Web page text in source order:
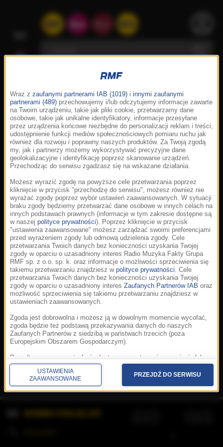
Korzystanie z portalu oznacza akceptację
Prywatność.Aplikacje.© 2026 Radio Muzyka
Fakty Grupa RMF sp. z o.o. sp. k.
Wraz z zaufanymi partnerami IAB (1019) i innymi zaufanymi
partnerami (489) przechowujemy i/lub odczytujemy informacje zawarte
na Twoim urządzeniu, takie jak pliki cookie, przetwarzamy dane
osobowe, takie jak unikalne identyfikatory, informacje przesyłane
przez urządzenia końcowe niezbędne do personalizacji reklam i treści,
udostępnienie funkcji mediów społecznościowych pomiaru ruchu jak
również dla rozwoju i poprawny naszych produktów. Za Twoją zgodą
my, jak i partnerzy możemy wykorzystywać precyzyjne dane
geolokalizacyjne i identyfikację poprzez skanowanie urządzeń.
Przechodząc do serwisu zgadzasz się na wskazane działania.
Możesz wyrazić zgodę na powyższe cele przetwarzania poprzez
kliknięcie w przycisk "przechodzę do serwisu", możesz również nie
wyrażać zgody poprzez wybór ustawień zaawansowanych. W sytuacji
braku zgody będziemy przetwarzać dane osobowe w innych celach na
innych podstawach prawnych (informacje w tym zakresie dostępne są
w naszej polityce prywatności). Poprzez kliknięcie w przycisk
"ustawienia zaawansowane" możesz zarządzać swoimi preferencjami
przed wyrażeniem zgody lub odmową udzielenia zgody. Cele
przetwarzania Twoich danych bez konieczności uzyskania Twojej
zgody w oparciu o uzasadniony interes Radio Muzyka Fakty Grupa
RMF sp. z o.o. sp. k. oraz informacje o możliwości sprzeciwienia się
takiemu przetwarzaniu znajdziesz w polityce prywatności. Cele
przetwarzania Twoich danych bez konieczności uzyskania Twojej
zgody w oparciu o uzasadniony interes Zaufanych Partnerów IAB oraz
możliwość sprzeciwienia się takiemu przetwarzaniu znajdziesz w
ustawieniach zaawansowanych.
Zgoda jest dobrowolna i możesz ją w dowolnym momencie wycofać,
zgoda będzie też podstawą przekazywania danych do naszych
Zaufanych Partnerów z siedzibą w państwach trzecich (poza
Europejskim Obszarem Gospodarczym).
Ponadto masz prawo żądania dostępu, sprostowania, usunięcia lub
ograniczenia przetwarzania danych, a także złożenia skargi do
Prezesa Urzędu Ochrony Danych Osobowych. W polityce prywatności
znajdziesz informacje jak wykonać swoje prawa. Szczegółowe
informacje na temat przetwarzania Twoich danych znajdują się w
USTAWIENIA
ZAAWANSOWANE
PRZEJDŹ DO SERWISU